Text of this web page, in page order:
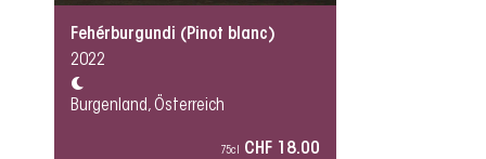
Fehérburgundi (Pinot blanc)
2022
Burgenland, Österreich
75cl CHF 18.00